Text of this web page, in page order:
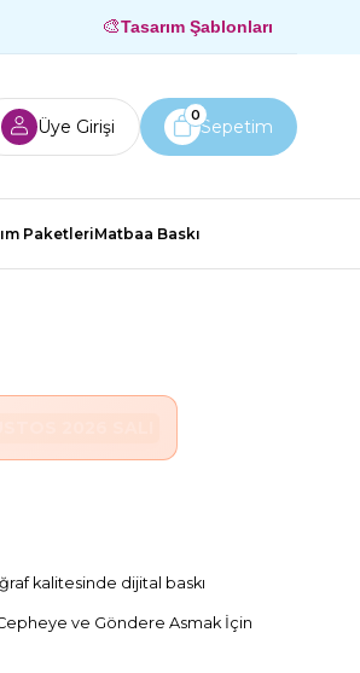
🎨Tasarım Şablonları
Üye Girişi Sepetim
0
PaketleriMatbaa Baskı
kalitesinde dijital baskı
ve Göndere Asmak İçin